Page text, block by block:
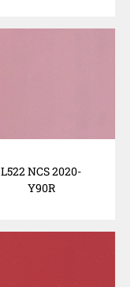
L522 NCS 2020-
Y90R